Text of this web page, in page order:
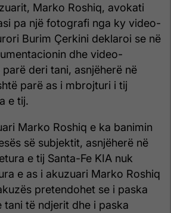
Marko Roshiq, avokati
pa një fotografi nga ky video-
Burim Çerkini deklaroi se në
dhe video-
deri tani, asnjëherë në
parë as i mbrojturi i tij
e tij.
Marko Roshiq e ka banimin
së subjektit, asnjëherë në
e tij Santa-Fe KIA nuk
e as i akuzuari Marko Roshiq
pretendohet se i paska
tani të ndjerit dhe i paska